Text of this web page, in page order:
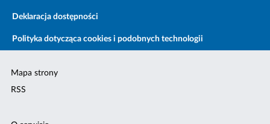
Deklaracja dostępności
Polityka dotycząca cookies i podobnych technologii
Mapa strony
RSS